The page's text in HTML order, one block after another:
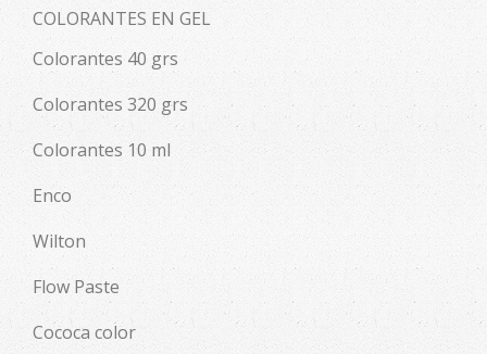
COLORANTES EN GEL
Colorantes 40 grs
Colorantes 320 grs
Colorantes 10 ml
Enco
Wilton
Flow Paste
Cococa color